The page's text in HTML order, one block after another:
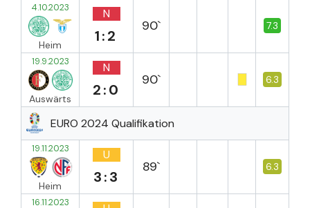
4.10.2023
Heim
N
1:2
90` 7.3
19.9.2023
Auswärts
N
2:0
90` 6.3
EURO 2024 Qualifikation
19.11.2023
Heim
U
3:3
89` 6.3
16.11.2023